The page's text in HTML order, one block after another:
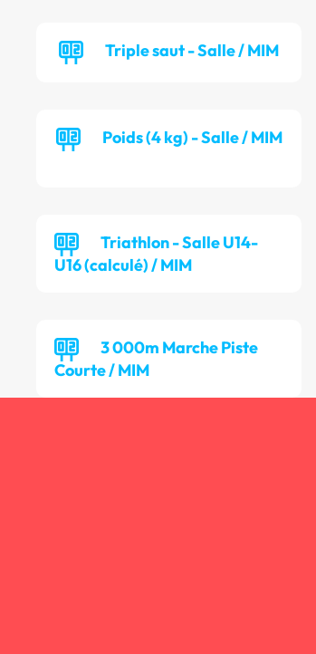
Triple saut - Salle / MIM
Poids (4 kg) - Salle / MIM
Triathlon - Salle U14-
U16 (calculé) / MIM
3 000m Marche Piste
Courte / MIM